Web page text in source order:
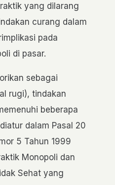
yang dilarang
curang dalam
pada
di pasar.
sebagai
rugi), tindakan
beberapa
dalam Pasal 20
5 Tahun 1999
Monopoli dan
Sehat yang